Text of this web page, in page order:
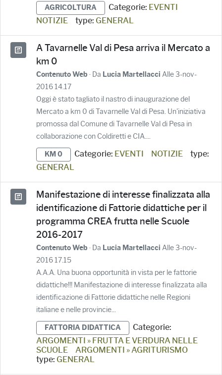
AGRICOLTURA Categorie: EVENTI
NOTIZIE
type: GENERAL
A Tavarnelle Val di Pesa arriva il Mercato a
km 0
Contenuto Web · Da Lucia Martellacci Alle 3-nov-
2016 14.17
Oggi è stato tagliato il nastro di inaugurazione del
Mercato a km 0 di Tavarnelle Val di Pesa. Un'iniziativa
promossa dal Comune di Tavarnelle Val di Pesa in
collaborazione con Coldiretti e CIA....
KM 0 Categorie: EVENTI NOTIZIE
type:
GENERAL
Manifestazione di interesse finalizzata alla
identificazione di Fattorie didattiche per il
programma CREA frutta nelle Scuole
2016-2017
Contenuto Web · Da Lucia Martellacci Alle 3-nov-
2016 17.15
A.A.A. Una buona opportunità in vista per le fattorie
didattiche!!! Manifestazione di interesse finalizzata alla
identificazione di Fattorie didattiche nelle Regioni
italiane e nelle provincie...
FATTORIA DIDATTICA
Categorie:
ARGOMENTI » FRUTTA E VERDURA NELLE
SCUOLE
ARGOMENTI » AGRITURISMO
type: GENERAL